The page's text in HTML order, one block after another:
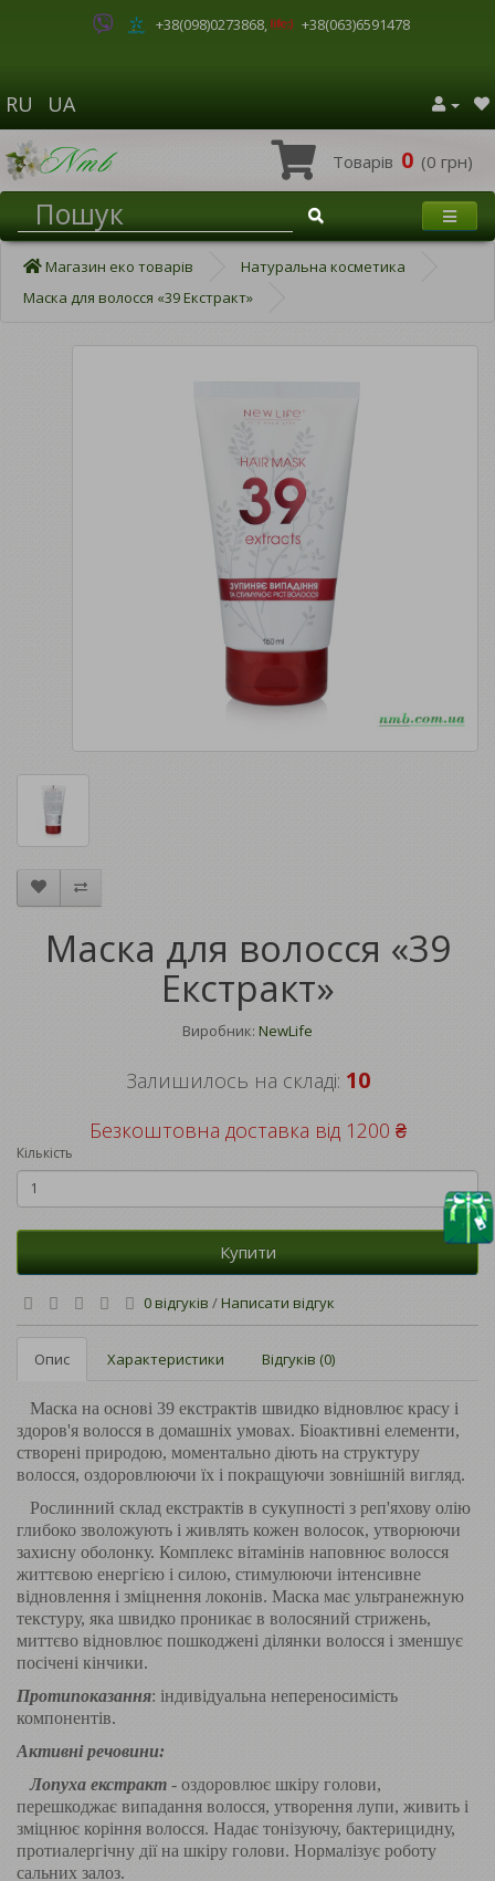
+38(098)0273868, +38(063)6591478
RU UA
Товарів 0 (0 грн)
Магазин еко товарів
Натуральна косметика
Маска для волосся «39 Екстракт»
Маска для волосся «39
Екстракт»
Виробник: NewLife
Залишилось на складі: 10
Безкоштовна доставка від 1200 ₴
Кількість
Купити
0 відгуків /Написати відгук
Опис Характеристики Відгуків (0)
Маска на основі 39 екстрактів швидко відновлює красу і
здоров'я волосся в домашніх умовах. Біоактивні елементи,
створені природою, моментально діють на структуру
волосся, оздоровлюючи їх і покращуючи зовнішній вигляд.
Рослинний склад екстрактів в сукупності з реп'яхову олію
глибоко зволожують і живлять кожен волосок, утворюючи
захисну оболонку. Комплекс вітамінів наповнює волосся
життєвою енергією і силою, стимулюючи інтенсивне
відновлення і зміцнення локонів. Маска має ультранежную
текстуру, яка швидко проникає в волосяний стрижень,
миттєво відновлює пошкоджені ділянки волосся і зменшує
посічені кінчики.
Протипоказання: індивідуальна непереносимість
компонентів.
Активні речовини:
Лопуха екстракт - оздоровлює шкіру голови,
перешкоджає випадання волосся, утворення лупи, живить і
зміцнює коріння волосся. Надає тонізуючу, бактерицидну,
протиалергічну дії на шкіру голови. Нормалізує роботу
сальних залоз.